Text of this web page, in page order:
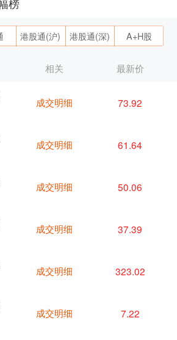
榜
港股通(沪) 港股通(深) A+H股
相关 最新价
成交明细 73.92
成交明细 61.64
成交明细 50.06
成交明细 37.39
成交明细 323.02
成交明细 7.22